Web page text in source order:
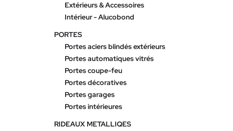
Extérieurs & Accessoires
Intérieur - Alucobond
PORTES
Portes aciers blindés extérieurs
Portes automatiques vitrés
Portes coupe-feu
Portes décoratives
Portes garages
Portes intérieures
RIDEAUX METALLIQES